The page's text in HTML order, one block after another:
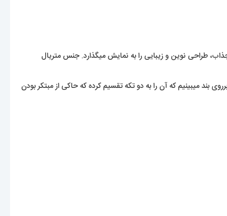
طراحی نوین و زیبایی را به نمایش میگذارد. جنس متریال
بند میبینیم که آن را به دو تکه تقسیم کرده که حاکی از مبتکر بودن